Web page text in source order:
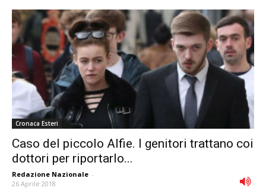
Cronaca Esteri
Caso del piccolo Alfie. I genitori trattano coi
dottori per riportarlo...
Redazione Nazionale -
26 Aprile 2018